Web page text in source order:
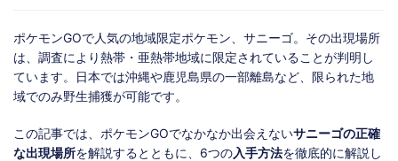
ポケモンGOガイド
サポート
ストア ダウンロード
ポケモンGOで人気の地域限定ポケモン、サニーゴ。その出現場所
は、調査により熱帯・亜熱帯地域に限定されていることが判明し
ています。日本では沖縄や鹿児島県の一部離島など、限られた地
域でのみ野生捕獲が可能です。
この記事では、ポケモンGOでなかなか出会えないサニーゴの正確
な出現場所を解説するとともに、6つの入手方法を徹底的に解説し